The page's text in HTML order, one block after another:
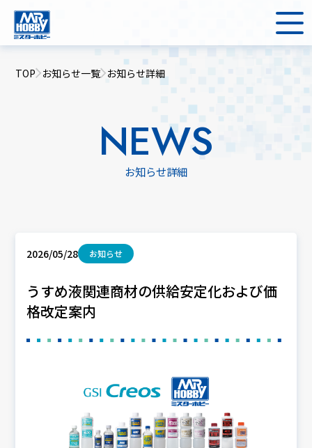
TOP お知らせ一覧 お知らせ詳細
NEWS
お知らせ詳細
2026/05/28 お知らせ
うすめ液関連商材の供給安定化および価
格改定案内